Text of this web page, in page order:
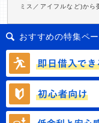
ミス／アイフルなど)から
おすすめの特集ペ